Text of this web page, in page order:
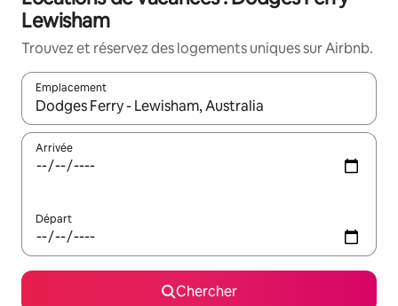
Lewisham
Trouvez et réservez des logements uniques sur Airbnb.
Emplacement
Quand les résultats sont affichés, parcourez-les en utilisant
Arrivée
Départ
Chercher